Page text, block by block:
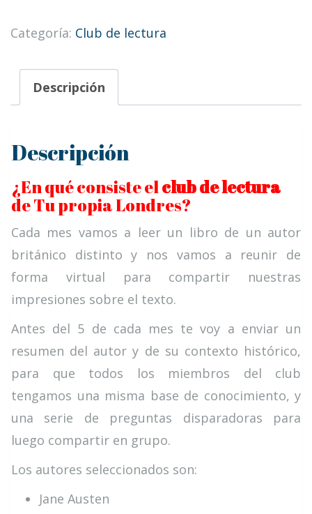
lectura
Categoría: Club de lectura
Descripción
Descripción
¿En qué consiste elclub de lectura
de Tu propia Londres?
Cada mes vamos a leer un libro de un autor
británico distinto y nos vamos a reunir de
forma virtual para compartir nuestras
impresiones sobre el texto.
Antes del 5 de cada mes te voy a enviar un
resumen del autor y de su contexto histórico,
para que todos los miembros del club
tengamos una misma base de conocimiento, y
una serie de preguntas disparadoras para
luego compartir en grupo.
Los autores seleccionados son:
Jane Austen